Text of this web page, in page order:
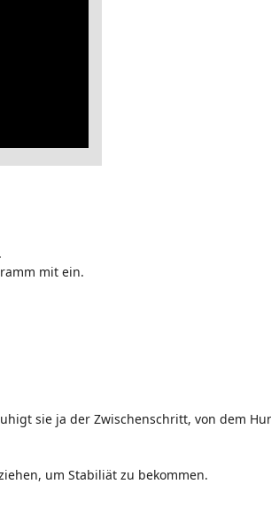
mit ein.
sie ja der Zwischenschritt, von dem
um Stabiliät zu bekommen.